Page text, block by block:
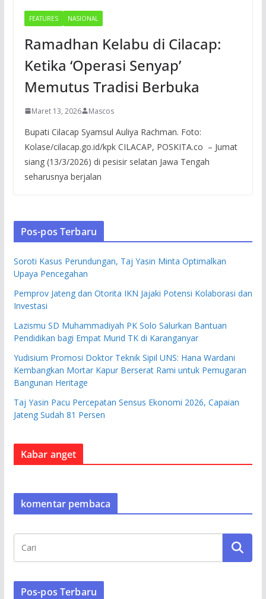
FEATURES NASIONAL
Ramadhan Kelabu di Cilacap:
Ketika ‘Operasi Senyap’
Memutus Tradisi Berbuka
Maret 13, 2026 Mascos
Bupati Cilacap Syamsul Auliya Rachman. Foto:
Kolase/cilacap.go.id/kpk CILACAP, POSKITA.co – Jumat
siang (13/3/2026) di pesisir selatan Jawa Tengah
seharusnya berjalan
Pos-pos Terbaru
Soroti Kasus Perundungan, Taj Yasin Minta Optimalkan
Upaya Pencegahan
Pemprov Jateng dan Otorita IKN Jajaki Potensi Kolaborasi dan
Investasi
Lazismu SD Muhammadiyah PK Solo Salurkan Bantuan
Pendidikan bagi Empat Murid TK di Karanganyar
Yudisium Promosi Doktor Teknik Sipil UNS: Hana Wardani
Kembangkan Mortar Kapur Berserat Rami untuk Pemugaran
Bangunan Heritage
Taj Yasin Pacu Percepatan Sensus Ekonomi 2026, Capaian
Jateng Sudah 81 Persen
Kabar anget
komentar pembaca
Pos-pos Terbaru